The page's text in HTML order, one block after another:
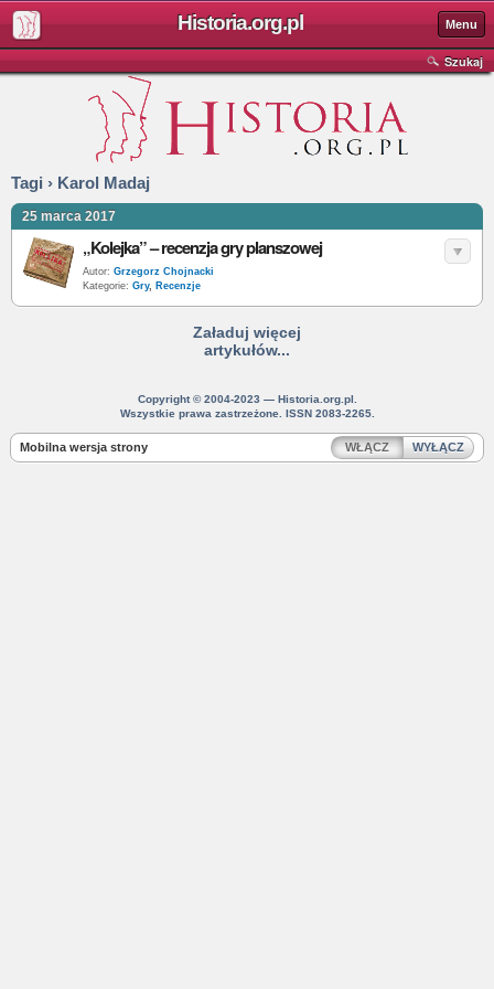
Historia.org.pl Menu
Szukaj
Tagi › Karol Madaj
25 marca 2017
„Kolejka” – recenzja gry planszowej
Autor: Grzegorz Chojnacki
Kategorie: Gry, Recenzje
Załaduj więcej
artykułów...
Copyright © 2004-2023 — Historia.org.pl.
Wszystkie prawa zastrzeżone. ISSN 2083-2265.
Mobilna wersja strony WŁĄCZ WYŁĄCZ